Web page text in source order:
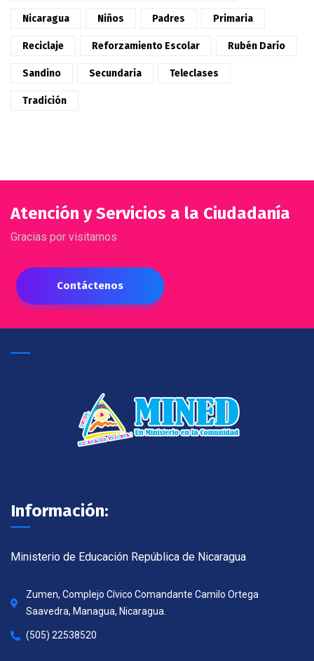
Nicaragua Niños Padres Primaria
Reciclaje Reforzamiento Escolar Rubén Darío
Sandino Secundaria Teleclases
Tradición
Atención y Servicios a la Ciudadanía
Gracias por visitarnos
Contáctenos
Información:
Ministerio de Educación República de Nicaragua
Zumen, Complejo Cívico Comandante Camilo Ortega
Saavedra, Managua, Nicaragua.
(505) 22538520